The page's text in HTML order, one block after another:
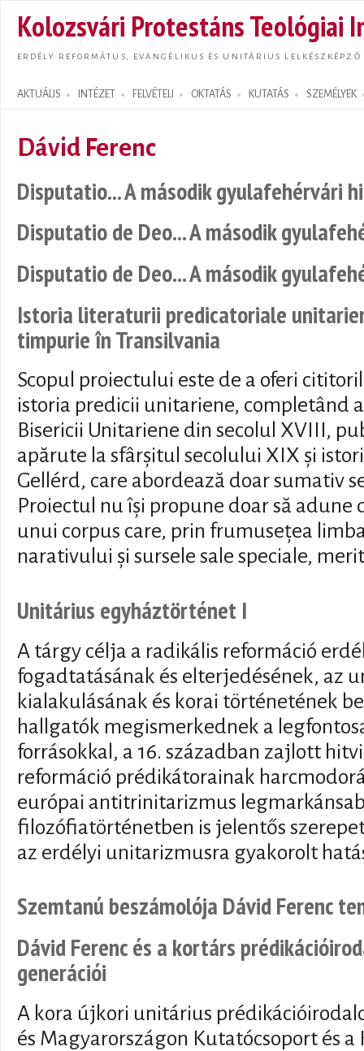
Kolozsvári Protestáns Teológiai
ERDÉLY REFORMÁTUS, EVANGÉLIKUS ÉS UNITÁRIUS LELKÉSZKÉPZŐ
AKTUÁLIS INTÉZET FELVÉTELI OKTATÁS KUTATÁS SZEMÉLYEK
Search form
Dávid Ferenc
Disputatio... A második gyulafehérvári
Disputatio de Deo... A második
Disputatio de Deo... A második
Istoria literaturii predicatoriale
timpurie în Transilvania
Scopul proiectului este de a oferi
istoria predicii unitariene, completând
Bisericii Unitariene din secolul XVIII,
apărute la sfârșitul secolului XIX și
Gellérd, care abordează doar sumativ
Proiectul nu își propune doar să adune
unui corpus care, prin frumusețea
narativului și sursele sale speciale,
Unitárius egyháztörténet I
A tárgy célja a radikális reformáció
fogadtatásának és elterjedésének, az
kialakulásának és korai történetének
hallgatók megismerkednek a
forrásokkal, a 16. században zajlott
reformáció prédikátorainak
európai antitrinitarizmus
filozófiatörténetben is jelentős
az erdélyi unitarizmusra gyakorolt
Szemtanú beszámolója Dávid Ferenc
Dávid Ferenc és a kortárs
generációi
A kora újkori unitárius
és Magyarországon Kutatócsoport és a